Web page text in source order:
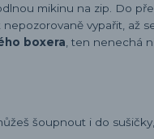
mikinu na zip. Do
vypařit, až
boxera , ten nenechá
šoupnout i do